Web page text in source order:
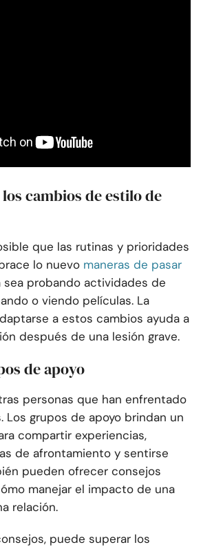
cambios de estilo de
que las rutinas y prioridades
lo nuevo maneras de pasar
sea probando actividades de
o viendo películas. La
a estos cambios ayuda a
después de una lesión grave.
de apoyo
personas que han enfrentado
Los grupos de apoyo brindan un
compartir experiencias,
de afrontamiento y sentirse
pueden ofrecer consejos
manejar el impacto de una
relación.
puede superar los